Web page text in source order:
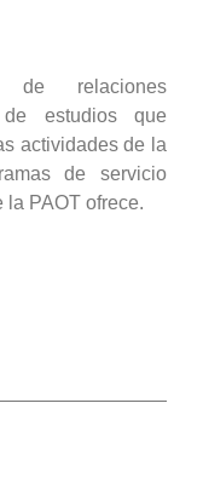
relaciones
de estudios que
actividades de la
de servicio
PAOT ofrece.